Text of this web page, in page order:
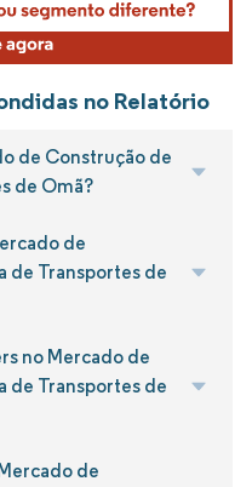
no Relatório
de Construção de
de Omã?
de
de Transportes de
no Mercado de
de Transportes de
de